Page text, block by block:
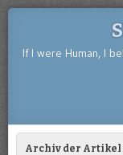
If I were Human, I
SKIP TO CONTENT
Archiv der Artikel